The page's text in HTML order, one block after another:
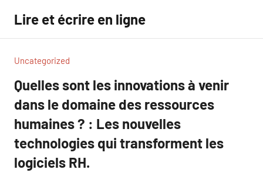
contenu
Lire et écrire en ligne
Uncategorized
Quelles sont les innovations à venir
dans le domaine des ressources
humaines ? : Les nouvelles
technologies qui transforment les
logiciels RH.